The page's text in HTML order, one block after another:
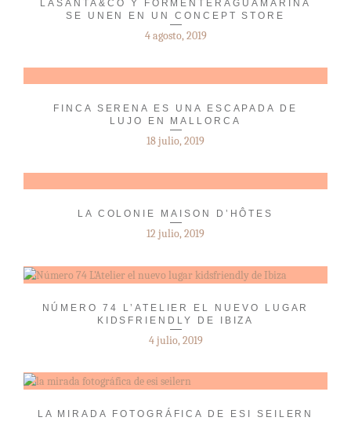
LASANTA&CO Y FORMENTERAGUAMARINA
SE UNEN EN UN CONCEPT STORE
4 agosto, 2019
FINCA SERENA ES UNA ESCAPADA DE
LUJO EN MALLORCA
18 julio, 2019
LA COLONIE MAISON D’HÔTES
12 julio, 2019
NÚMERO 74 L’ATELIER EL NUEVO LUGAR
KIDSFRIENDLY DE IBIZA
4 julio, 2019
LA MIRADA FOTOGRÁFICA DE ESI SEILERN